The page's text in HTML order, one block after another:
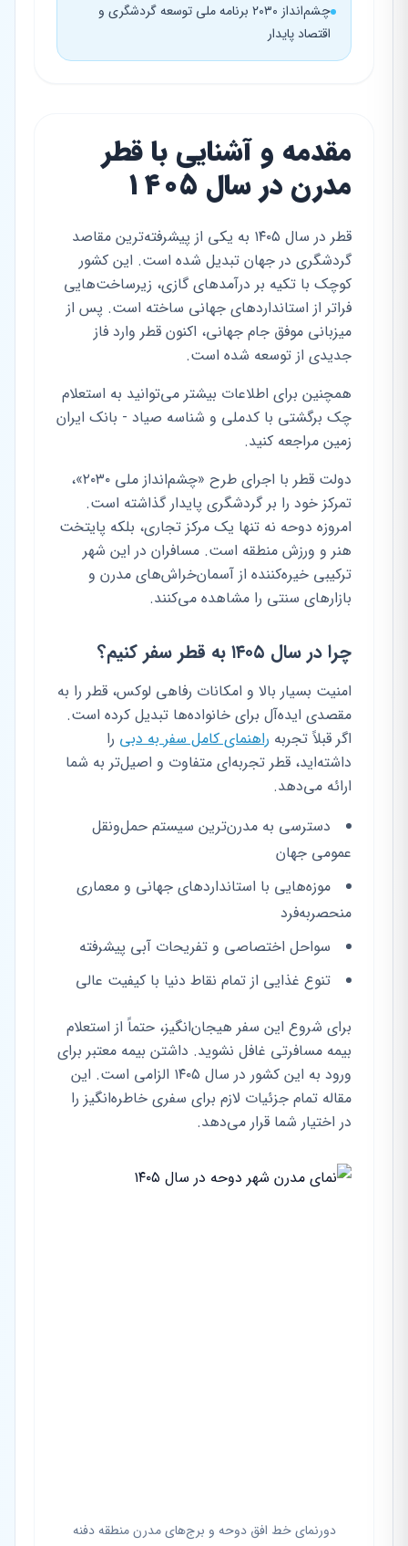
چشم‌انداز ۲۰۳۰ برنامه ملی توسعه گردشگری و
اقتصاد پایدار
مقدمه و آشنایی با قطر
مدرن در سال ۱۴۰۵
قطر در سال ۱۴۰۵ به یکی از پیشرفته‌ترین مقاصد
گردشگری در جهان تبدیل شده است. این کشور
کوچک با تکیه بر درآمدهای گازی، زیرساخت‌هایی
فراتر از استانداردهای جهانی ساخته است. پس از
میزبانی موفق جام جهانی، اکنون قطر وارد فاز
جدیدی از توسعه شده است.
همچنین برای اطلاعات بیشتر می‌توانید به استعلام
چک برگشتی با کدملی و شناسه صیاد - بانک ایران
زمین مراجعه کنید.
دولت قطر با اجرای طرح «چشم‌انداز ملی ۲۰۳۰»،
تمرکز خود را بر گردشگری پایدار گذاشته است.
امروزه دوحه نه تنها یک مرکز تجاری، بلکه پایتخت
هنر و ورزش منطقه است. مسافران در این شهر
ترکیبی خیره‌کننده از آسمان‌خراش‌های مدرن و
بازارهای سنتی را مشاهده می‌کنند.
چرا در سال ۱۴۰۵ به قطر سفر کنیم؟
امنیت بسیار بالا و امکانات رفاهی لوکس، قطر را به
مقصدی ایده‌آل برای خانواده‌ها تبدیل کرده است.
اگر قبلاً تجربه راهنمای کامل سفر به دبی را
داشته‌اید، قطر تجربه‌ای متفاوت و اصیل‌تر به شما
ارائه می‌دهد.
دسترسی به مدرن‌ترین سیستم حمل‌ونقل
عمومی جهان
موزه‌هایی با استانداردهای جهانی و معماری
منحصربه‌فرد
سواحل اختصاصی و تفریحات آبی پیشرفته
تنوع غذایی از تمام نقاط دنیا با کیفیت عالی
برای شروع این سفر هیجان‌انگیز، حتماً از استعلام
بیمه مسافرتی غافل نشوید. داشتن بیمه معتبر برای
ورود به این کشور در سال ۱۴۰۵ الزامی است. این
مقاله تمام جزئیات لازم برای سفری خاطره‌انگیز را
در اختیار شما قرار می‌دهد.
دورنمای خط افق دوحه و برج‌های مدرن منطقه دفنه